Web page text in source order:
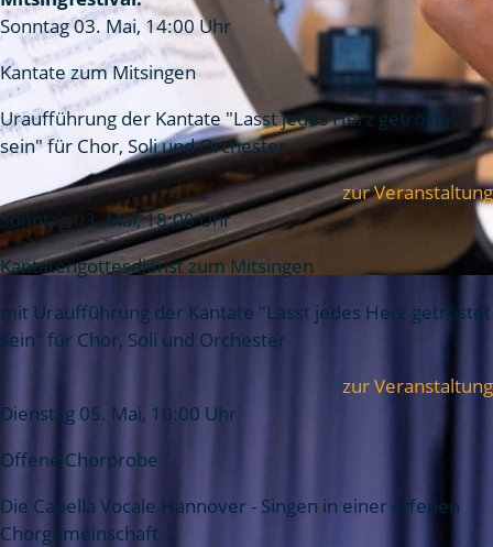
Sonntag 03. Mai, 14:00 Uhr
Kantate zum Mitsingen
Uraufführung der Kantate "Lasst jedes Herz getröstet
sein" für Chor, Soli und Orchester
zur Veranstaltung
Sonntag 03. Mai, 18:00 Uhr
Kantatengottesdienst zum Mitsingen
mit Uraufführung der Kantate "Lasst jedes Herz getröstet
sein" für Chor, Soli und Orchester
zur Veranstaltung
Dienstag 05. Mai, 10:00 Uhr
Offene Chorprobe
Die Capella Vocale Hannover - Singen in einer offenen
Chorgemeinschaft